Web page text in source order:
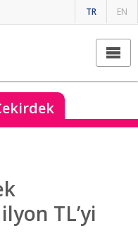
TR EN
TL’yi